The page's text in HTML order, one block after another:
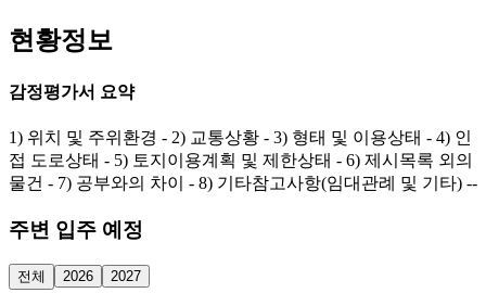
현황정보
감정평가서 요약
1) 위치 및 주위환경 - 2) 교통상황 - 3) 형태 및 이용상태 - 4) 인
접 도로상태 - 5) 토지이용계획 및 제한상태 - 6) 제시목록 외의
물건 - 7) 공부와의 차이 - 8) 기타참고사항(임대관례 및 기타) --
주변 입주 예정
전체 2026 2027